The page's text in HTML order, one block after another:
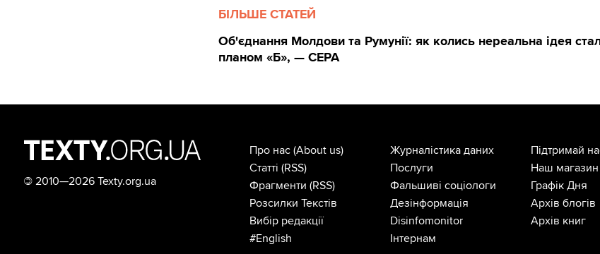
БІЛЬШЕ СТАТЕЙ
Об'єднання Молдови та Румунії: як колись нереальна ідея
планом «Б», — CEPA
© 2010—2026 Texty.org.ua
Про нас (About us)
Статті (RSS)
Фрагменти (RSS)
Розсилки Текстів
Вибір редакції
#English
Журналістика даних
Послуги
Фальшиві соціологи
Дезінформація
Disinfomonitor
Інтернам
Підтримай
Наш магазин
Графік Дня
Архів блогів
Архів книг